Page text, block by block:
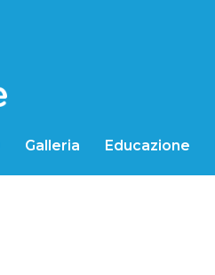
Galleria Educazione